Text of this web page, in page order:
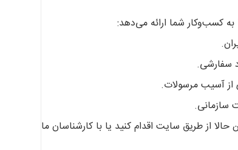
سفارشی.
از آسیب مرسولات.
سازمانی.
از طریق سایت اقدام کنید یا با کارشناسان ما